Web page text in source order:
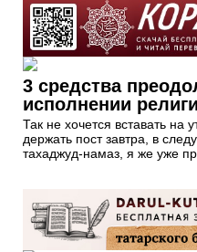
3 средства
исполнении
Так не хочется вставать на
держать пост завтра, в
тахаджуд-намаз, я же уже